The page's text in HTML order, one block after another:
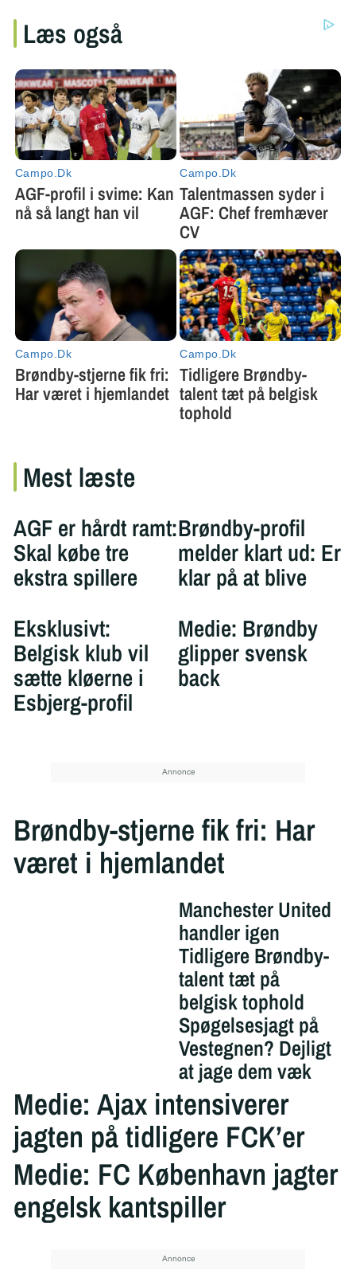
Mest læste
AGF er hårdt ramt:
Skal købe tre
ekstra spillere
Brøndby-profil
melder klart ud: Er
klar på at blive
Eksklusivt:
Belgisk klub vil
sætte kløerne i
Esbjerg-profil
Medie: Brøndby
glipper svensk
back
Brøndby-stjerne fik fri: Har
været i hjemlandet
Manchester United
handler igen
Tidligere Brøndby-
talent tæt på
belgisk tophold
Spøgelsesjagt på
Vestegnen? Dejligt
at jage dem væk
Medie: Ajax intensiverer
jagten på tidligere FCK’er
Medie: FC København jagter
engelsk kantspiller